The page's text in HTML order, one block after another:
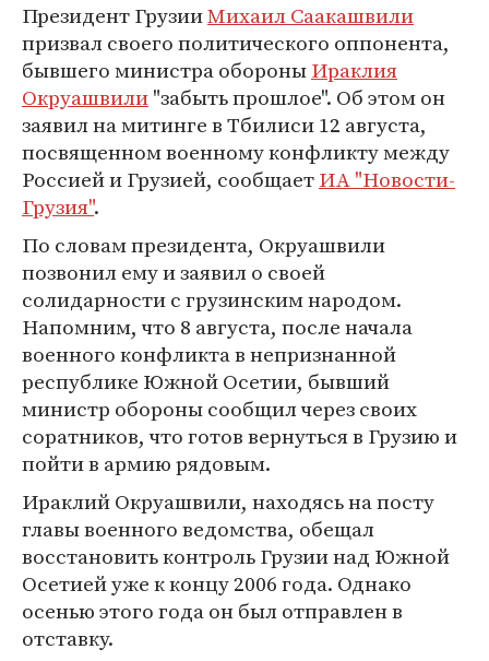
Президент ГрузииМихаил Саакашвили
призвал своего политического оппонента,
бывшего министра обороныИраклия
Окруашвили"забыть прошлое". Об этом он
заявил на митинге в Тбилиси 12 августа,
посвященном военному конфликту между
Россией и Грузией, сообщаетИА "Новости-
Грузия".
По словам президента, Окруашвили
позвонил ему и заявил о своей
солидарности с грузинским народом.
Напомним, что 8 августа, после начала
военного конфликта в непризнанной
республике Южной Осетии, бывший
министр обороны сообщил через своих
соратников, что готов вернуться в Грузию и
пойти в армию рядовым.
Ираклий Окруашвили, находясь на посту
главы военного ведомства, обещал
восстановить контроль Грузии над Южной
Осетией уже к концу 2006 года. Однако
осенью этого года он был отправлен в
отставку.